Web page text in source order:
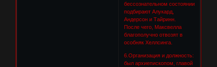
бессознательном состоянии
подбирают Алукард,
Андерсон и Тайринн.
После чего, Максвелла
благополучно отвозят в
особняк Хеллсинга.
6.Организация и должность:
был архиепископом, главой